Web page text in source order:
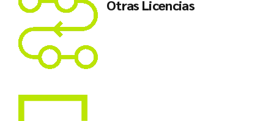
Otras Licencias